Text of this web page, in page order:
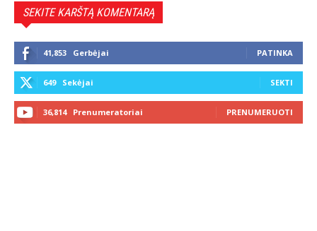
SEKITE KARŠTĄ KOMENTARĄ
41,853 Gerbėjai PATINKA
649 Sekėjai SEKTI
36,814 Prenumeratoriai PRENUMERUOTI